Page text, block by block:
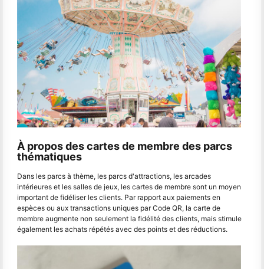
À propos des cartes de membre des parcs
thématiques
Dans les parcs à thème, les parcs d'attractions, les arcades
intérieures et les salles de jeux, les cartes de membre sont un moyen
important de fidéliser les clients. Par rapport aux paiements en
espèces ou aux transactions uniques par Code QR, la carte de
membre augmente non seulement la fidélité des clients, mais stimule
également les achats répétés avec des points et des réductions.